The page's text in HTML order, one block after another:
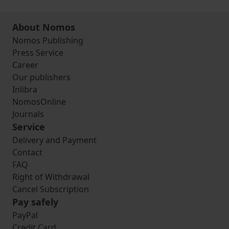
About Nomos
Nomos Publishing
Press Service
Career
Our publishers
Inlibra
NomosOnline
Journals
Service
Delivery and Payment
Contact
FAQ
Right of Withdrawal
Cancel Subscription
Pay safely
PayPal